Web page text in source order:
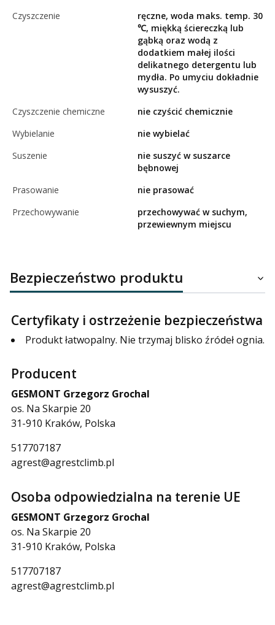
Czyszczenie
ręczne, woda maks. temp. 30
℃, miękką ściereczką lub
gąbką oraz wodą z
dodatkiem małej ilości
delikatnego detergentu lub
mydła. Po umyciu dokładnie
wysuszyć.
Czyszczenie chemiczne
nie czyścić chemicznie
Wybielanie
nie wybielać
Suszenie
nie suszyć w suszarce
bębnowej
Prasowanie
nie prasować
Przechowywanie
przechowywać w suchym,
przewiewnym miejscu
Bezpieczeństwo produktu
Certyfikaty i ostrzeżenie bezpieczeństwa
Produkt łatwopalny. Nie trzymaj blisko źródeł ognia.
Producent
GESMONT Grzegorz Grochal
os. Na Skarpie 20
31-910 Kraków, Polska
517707187
agrest@agrestclimb.pl
Osoba odpowiedzialna na terenie UE
GESMONT Grzegorz Grochal
os. Na Skarpie 20
31-910 Kraków, Polska
517707187
agrest@agrestclimb.pl